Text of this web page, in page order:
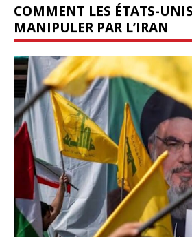
COMMENT LES ÉTATS-
MANIPULER PAR L’IRAN